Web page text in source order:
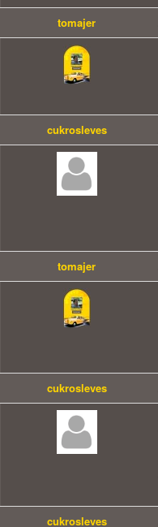
tomajer
cukrosleves
tomajer
cukrosleves
cukrosleves